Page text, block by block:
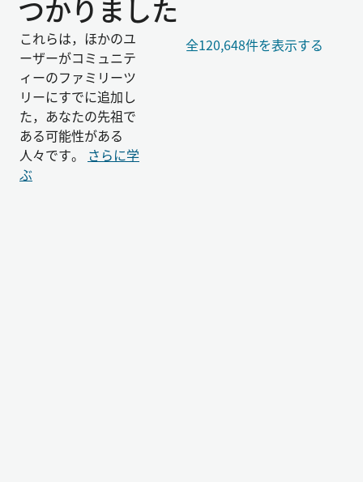
つかりました
これらは，ほかのユ
ーザーがコミュニテ
ィーのファミリーツ
リーにすでに追加し
た，あなたの先祖で
ある可能性がある
人々です。 さらに学
ぶ
全120,648件を表示する